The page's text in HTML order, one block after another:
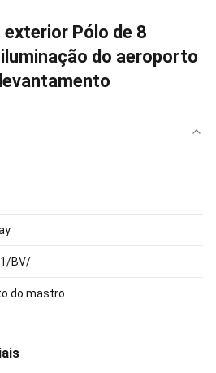
Pólo de 8
iluminação do aeroporto
BV/
do mastro